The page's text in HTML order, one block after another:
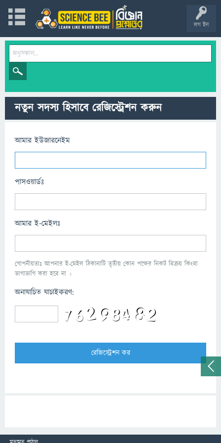
লগ ইন
নতুন সদস্য হিসাবে রেজিস্ট্রেশন করুন
আমার ইউজারনেইম
পাসওয়ার্ডঃ
আমার ই-মেইলঃ
গোপনীয়তাঃ আপনার ই-মেইল ঠিকানাটি তৃতীয় কোন পক্ষের নিকট বিক্রয় কিংবা
ভাগাভাগি করা হবে না ।
অনাযাচিত যাচাইকরণ: